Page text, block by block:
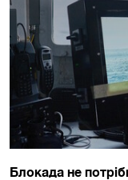
Блокада не